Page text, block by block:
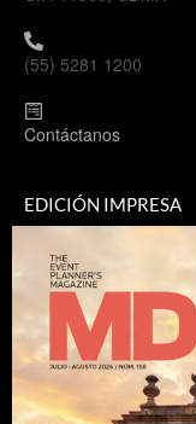
(55) 5281 1200
Contáctanos
EDICIÓN IMPRESA